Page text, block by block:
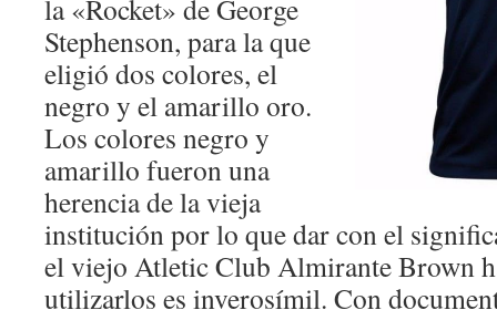
la «Rocket» de George
Stephenson, para la que
eligió dos colores, el
negro y el amarillo oro.
Los colores negro y
amarillo fueron una
herencia de la vieja
institución por lo que dar con el
el viejo Atletic Club Almirante Brown
utilizarlos es inverosímil. Con